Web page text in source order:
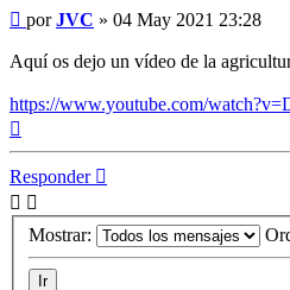
Mensaje
porJVC » 04 May 2021 23:28
Aquí os dejo un vídeo de la
https://www.youtube.com/
Responder
Mostrar: